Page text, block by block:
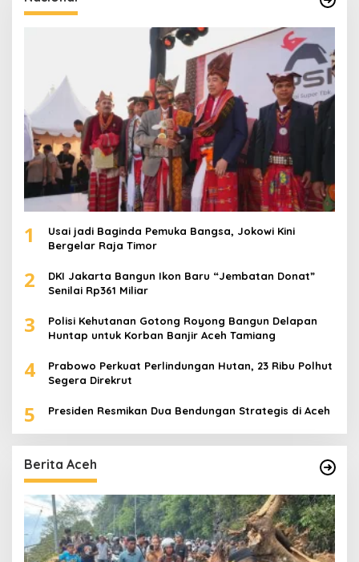
n
t
1
Usai jadi Baginda Pemuka Bangsa, Jokowi Kini
Bergelar Raja Timor
2
DKI Jakarta Bangun Ikon Baru “Jembatan Donat”
Senilai Rp361 Miliar
3
Polisi Kehutanan Gotong Royong Bangun Delapan
Huntap untuk Korban Banjir Aceh Tamiang
4
Prabowo Perkuat Perlindungan Hutan, 23 Ribu Polhut
Segera Direkrut
5 Presiden Resmikan Dua Bendungan Strategis di Aceh
Berita Aceh